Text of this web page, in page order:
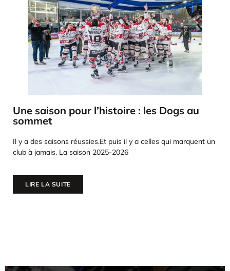
Une saison pour l’histoire : les Dogs au
sommet
Il y a des saisons réussies.Et puis il y a celles qui marquent un
club à jamais. La saison 2025-2026
LIRE LA SUITE